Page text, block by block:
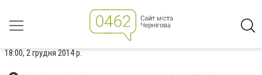
18:00, 2 грудня 2014 р.